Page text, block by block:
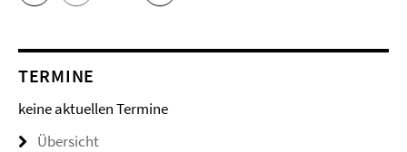
TERMINE
keine aktuellen Termine
Übersicht